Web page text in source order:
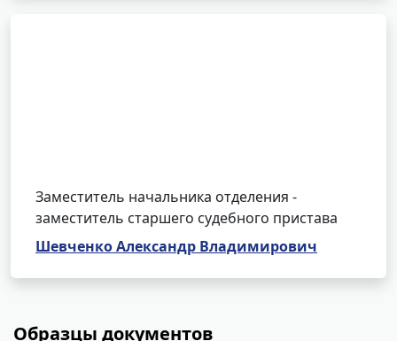
Заместитель начальника отделения -
заместитель старшего судебного пристава
Шевченко Александр Владимирович
Образцы документов